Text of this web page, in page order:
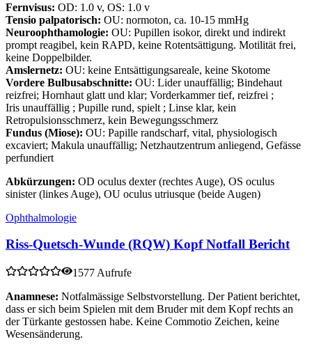
Fernvisus: OD: 1.0 v, OS: 1.0 v
Tensio palpatorisch: OU: normoton, ca. 10-15 mmHg
Neuroophthamologie: OU: Pupillen isokor, direkt und indirekt
prompt reagibel, kein RAPD, keine Rotentsättigung. Motilität frei,
keine Doppelbilder.
Amslernetz: OU: keine Entsättigungsareale, keine Skotome
Vordere Bulbusabschnitte: OU: Lider unauffällig; Bindehaut
reizfrei; Hornhaut glatt und klar; Vorderkammer tief, reizfrei ;
Iris unauffällig ; Pupille rund, spielt ; Linse klar, kein
Retropulsionsschmerz, kein Bewegungsschmerz
Fundus (Miose): OU: Papille randscharf, vital, physiologisch
excaviert; Makula unauffällig; Netzhautzentrum anliegend, Gefässe
perfundiert
Abkürzungen: OD oculus dexter (rechtes Auge), OS oculus
sinister (linkes Auge), OU oculus utriusque (beide Augen)
Ophthalmologie
Riss-Quetsch-Wunde (RQW) Kopf Notfall Bericht
1577 Aufrufe
Anamnese: Notfalmässige Selbstvorstellung. Der Patient berichtet,
dass er sich beim Spielen mit dem Bruder mit dem Kopf rechts an
der Türkante gestossen habe. Keine Commotio Zeichen, keine
Wesensänderung.